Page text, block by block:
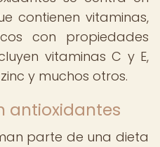
contienen vitaminas,
con propiedades
vitaminas C y E,
y muchos otros.
antioxidantes
parte de una dieta